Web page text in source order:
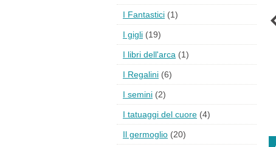
I Fantastici (1)
I gigli (19)
I libri dell'arca (1)
I Regalini (6)
I semini (2)
I tatuaggi del cuore (4)
Il germoglio (20)